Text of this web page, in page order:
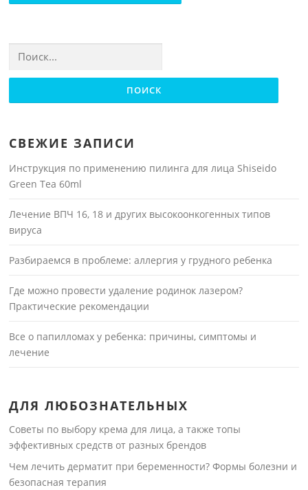
СВЕЖИЕ ЗАПИСИ
Инструкция по применению пилинга для лица Shiseido
Green Tea 60ml
Лечение ВПЧ 16, 18 и других высокоонкогенных типов
вируса
Разбираемся в проблеме: аллергия у грудного ребенка
Где можно провести удаление родинок лазером?
Практические рекомендации
Все о папилломах у ребенка: причины, симптомы и
лечение
ДЛЯ ЛЮБОЗНАТЕЛЬНЫХ
Советы по выбору крема для лица, а также топы
эффективных средств от разных брендов
Чем лечить дерматит при беременности? Формы болезни и
безопасная терапия